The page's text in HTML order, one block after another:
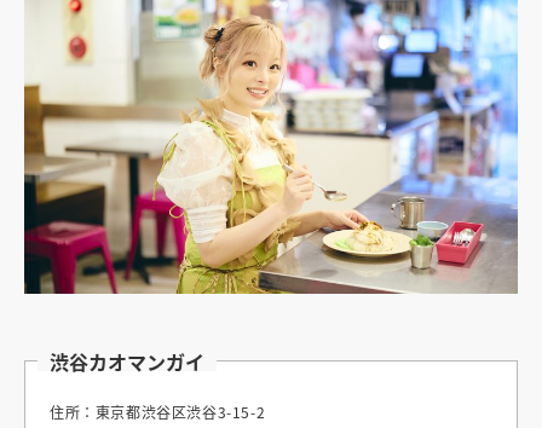
渋谷カオマンガイ
住所：東京都渋谷区渋谷3-15-2